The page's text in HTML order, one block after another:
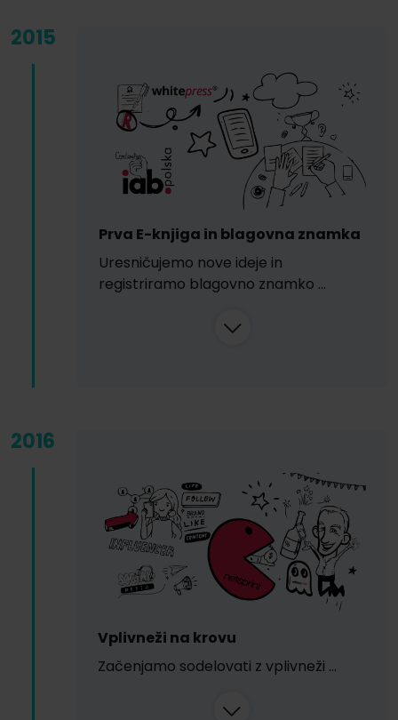
2015
Prva E-knjiga in blagovna znamka
Uresničujemo nove ideje in
registriramo blagovno znamko …
2016
Vplivneži na krovu
Začenjamo sodelovati z vplivneži …